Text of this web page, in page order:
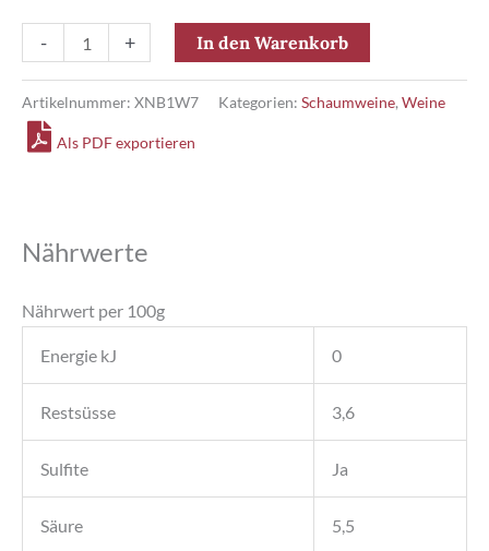
-
Reserve
Brut
+ In den Warenkorb
Artikelnummer: XNB1W7 Kategorien: Schaumweine,Weine
Als PDF exportieren
Nährwerte
Nährwert per 100g
Energie kJ 0
Restsüsse 3,6
Sulfite Ja
Säure 5,5